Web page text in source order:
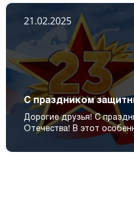
21.02.2025
С праздником
Дорогие друзья! С
Отечества! В этот